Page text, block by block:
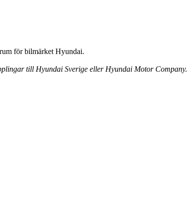
för bilmärket Hyundai.
till Hyundai Sverige eller Hyundai Motor Company.